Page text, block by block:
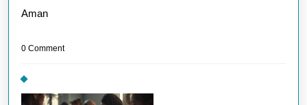
Aman
0 Comment